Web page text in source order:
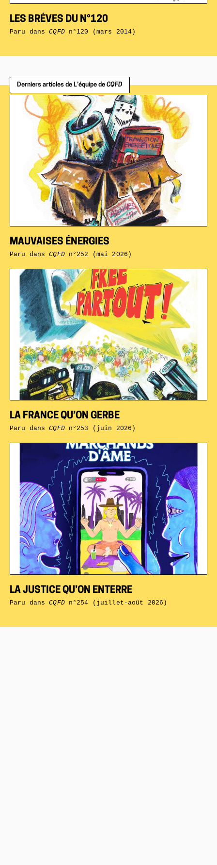
LES BRÉVES DU N°120
Paru dansCQFDn°120 (mars 2014)
Derniers articles de L’équipe de CQFD
LA JUSTICE QU’ON ENTERRE
Paru dansCQFDn°254 (juillet-août 2026)
LA FRANCE QU’ON GERBE
Paru dansCQFDn°253 (juin 2026)
MAUVAISES ÉNERGIES
Paru dansCQFDn°252 (mai 2026)